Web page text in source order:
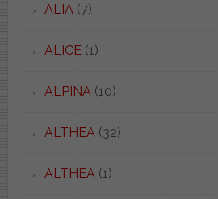
ALIA (7)
ALICE(1)
ALPINA (10)
ALTHEA (32)
ALTHEA (1)